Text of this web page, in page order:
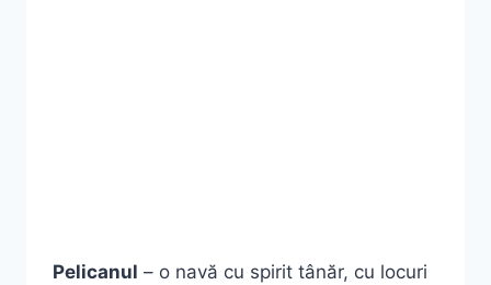
Pelicanul – o navă cu spirit tânăr, cu locuri